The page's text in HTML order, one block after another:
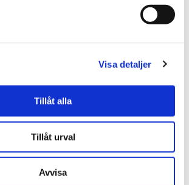
Visa detaljer
Tillåt alla
Tillåt urval
Avvisa